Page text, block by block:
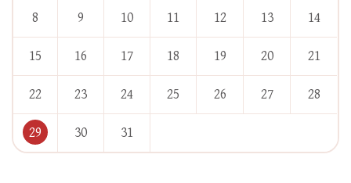
8 9 10 11 12 13 14
15 16 17 18 19 20 21
22 23 24 25 26 27 28
29 30
31